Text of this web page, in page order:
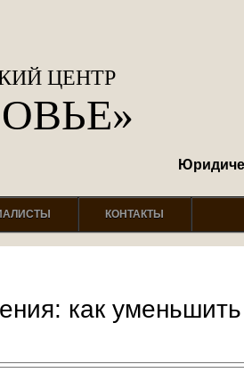
ЦЕНТР
КОНТАКТЫ
как